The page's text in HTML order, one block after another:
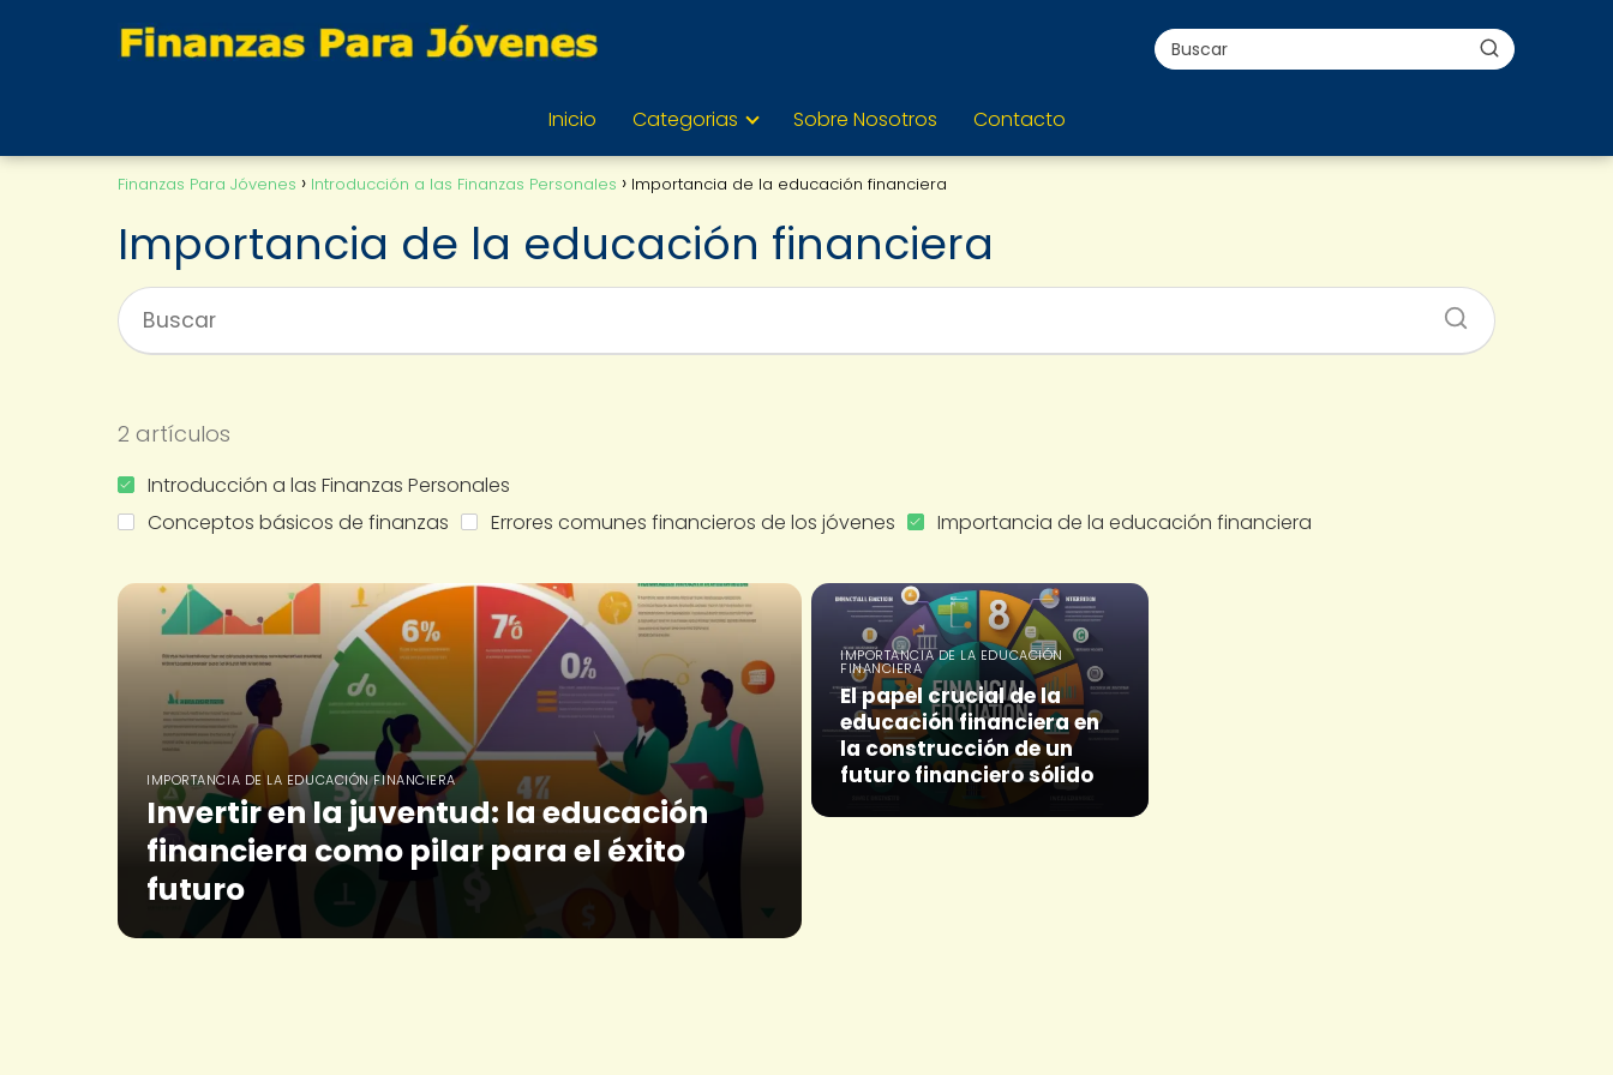
Inicio Categorias Sobre Nosotros Contacto
Finanzas Para Jóvenes Introducción a las Finanzas Personales Importancia de la educación financiera
Importancia de la educación financiera
2 artículos
Introducción a las Finanzas Personales
Conceptos básicos de finanzas
Errores comunes financieros de los jóvenes Importancia de la educación financiera
IMPORTANCIA DE LA EDUCACIÓN FINANCIERA
Invertir en la juventud: la educación
financiera como pilar para el éxito
futuro
IMPORTANCIA DE LA EDUCACIÓN
FINANCIERA
El papel crucial de la
educación financiera en
la construcción de un
futuro financiero sólido